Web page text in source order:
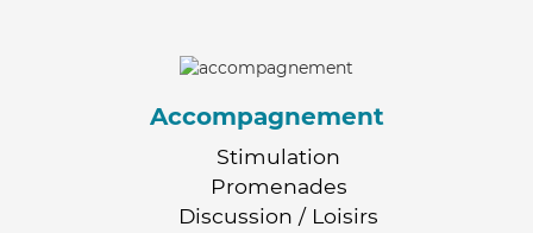
Accompagnement
Stimulation
Promenades
Discussion / Loisirs